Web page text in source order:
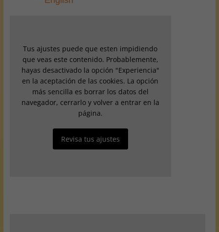
Tus ajustes puede que esten impidiendo
que veas este contenido. Probablemente,
hayas desactivado la opción "Experiencia"
en la aceptación de las cookies. La opción
más sencilla es borrar los datos del
navegador, cerrarlo y volver a entrar en la
página.
Revisa tus ajustes